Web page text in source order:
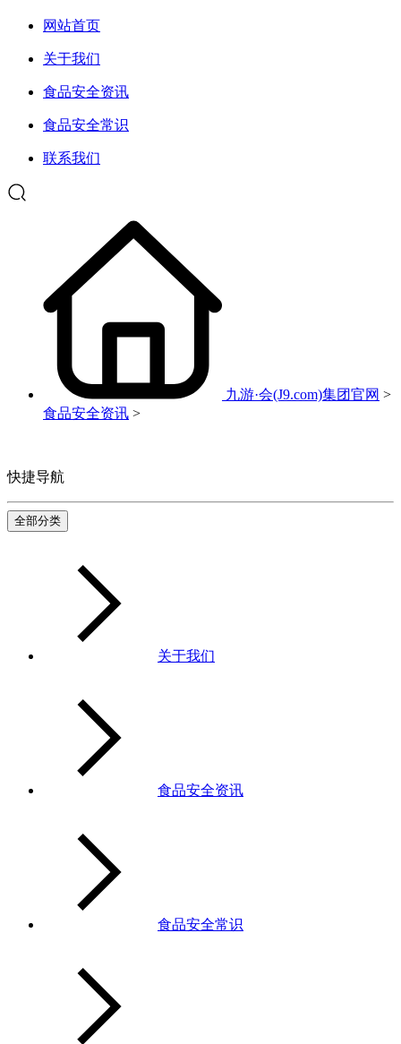
网站首页
关于我们
食品安全资讯
食品安全常识
联系我们
九游·会(J9.com)集团官网 >
食品安全资讯 >
快捷导航
全部分类
关于我们
食品安全资讯
食品安全常识